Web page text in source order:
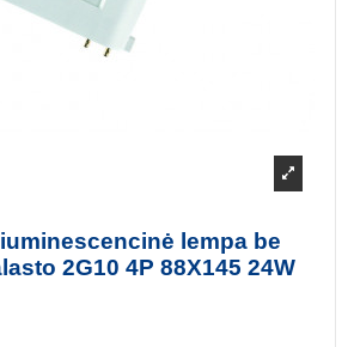
lempa be
2G10 4P 88X145 24W